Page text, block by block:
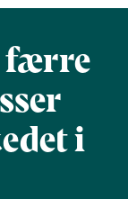
færre
i